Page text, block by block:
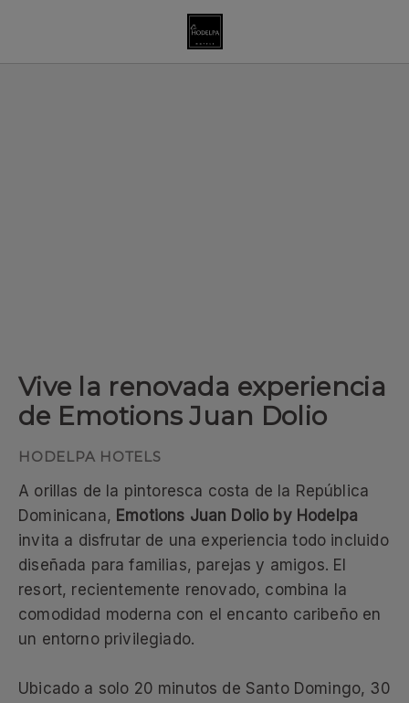
Vive la renovada experiencia
de Emotions Juan Dolio
A orillas de la pintoresca costa de la República
Dominicana, Emotions Juan Dolio by Hodelpa
invita a disfrutar de una experiencia todo incluido
diseñada para familias, parejas y amigos. El
resort, recientemente renovado, combina la
comodidad moderna con el encanto caribeño en
un entorno privilegiado.
Ubicado a solo 20 minutos de Santo Domingo, 30